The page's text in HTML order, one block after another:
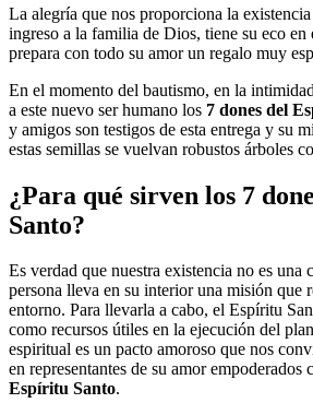
La alegría que nos proporciona la
ingreso a la familia de Dios, tiene su eco
prepara con todo su amor un regalo muy
En el momento del bautismo, en la
a este nuevo ser humano los 7 dones del
y amigos son testigos de esta entrega y su
estas semillas se vuelvan robustos árboles
¿Para qué sirven los 7
Santo?
Es verdad que nuestra existencia no es una
persona lleva en su interior una misión que
entorno. Para llevarla a cabo, el Espíritu
como recursos útiles en la ejecución del
espiritual es un pacto amoroso que nos
en representantes de su amor empoderados
Espíritu Santo.